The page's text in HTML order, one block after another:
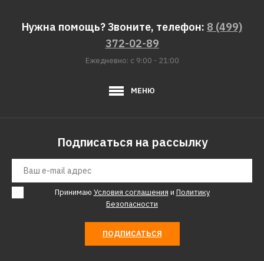
Нужна помощь? Звоните, телефон: 8 (499)
372-02-89
Ежедневно: с 9:00 - 21:00
МЕНЮ
Подписаться на рассылку
Принимаю Условия соглашения и Политику
Безопасности
ПОДПИСАТЬСЯ